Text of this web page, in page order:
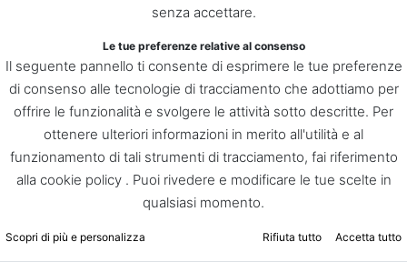
senza accettare.
Le tue preferenze relative al consenso
Il seguente pannello ti consente di esprimere le tue preferenze
di consenso alle tecnologie di tracciamento che adottiamo per
offrire le funzionalità e svolgere le attività sotto descritte. Per
ottenere ulteriori informazioni in merito all'utilità e al
funzionamento di tali strumenti di tracciamento, fai riferimento
alla cookie policy . Puoi rivedere e modificare le tue scelte in
qualsiasi momento.
Scopri di più e personalizza Rifiuta tutto Accetta tutto